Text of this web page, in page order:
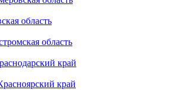
область
область
край
край